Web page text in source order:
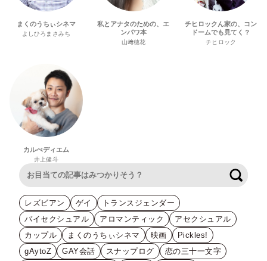
まくのうちぃシネマ
よしひろまさみち
私とアナタのための、エ
ンパワ本
山﨑穂花
チヒロックん家の、コン
ドームでも見てく？
チヒロック
カルぺディエム
井上健斗
レズビアン ゲイ
トランスジェンダー
バイセクシュアル
アロマンティック
アセクシュアル
カップル
まくのうちぃシネマ 映画
Pickles!
gAytoZ
GAY会話 スナップログ
恋の三十一文字